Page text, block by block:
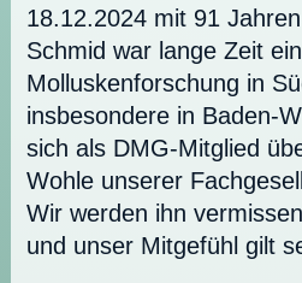
18.12.2024 mit 91
Schmid war lange Zeit
Molluskenforschung in
insbesondere in Baden-
sich als DMG-Mitglied
Wohle unserer
Wir werden ihn
und unser Mitgefühl gilt